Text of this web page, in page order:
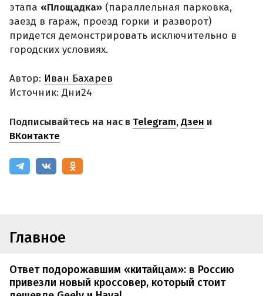
этапа «Площадка» (параллельная парковка,
заезд в гараж, проезд горки и разворот)
придется демонстрировать исключительно в
городских условиях.
Автор: Иван Бахарев
Источник: Дни24
Подписывайтесь на нас в Telegram,Дзен и
ВКонтакте
Главное
Ответ подорожавшим «китайцам»: в Россию
привезли новый кроссовер, который стоит